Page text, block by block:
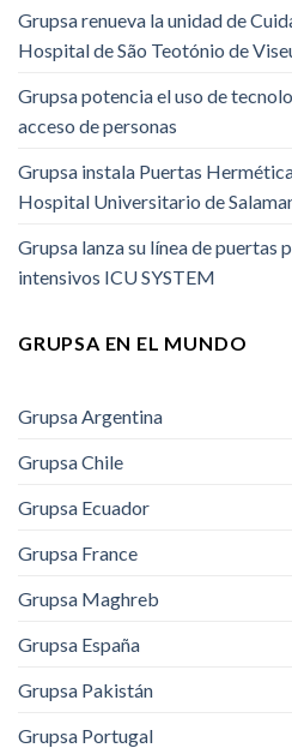
Grupsa renueva la unidad de
Hospital de São Teotónio de
Grupsa potencia el uso de
acceso de personas
Grupsa instala Puertas
Hospital Universitario de
Grupsa lanza su línea de puertas
intensivos ICU SYSTEM
GRUPSA EN EL MUNDO
Grupsa Argentina
Grupsa Chile
Grupsa Ecuador
Grupsa France
Grupsa Maghreb
Grupsa España
Grupsa Pakistán
Grupsa Portugal